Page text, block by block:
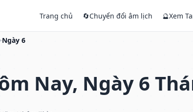
Trang chủ 🔄Chuyển đổi âm lịch 🔮Xem
Ngày 6
Nay, Ngày 6